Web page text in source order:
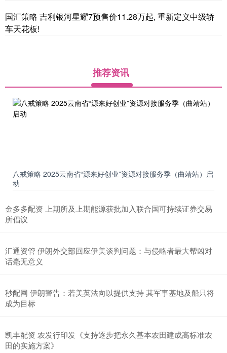
国汇策略 吉利银河星耀7预售价11.28万起, 重新定义中级轿
车天花板!
推荐资讯
八戒策略 2025云南省“源来好创业”资源对接服务季（曲靖站）启
动
金多多配资 上期所及上期能源获批加入联合国可持续证券交易
所倡议
汇通资管 伊朗外交部回应伊美谈判问题：与侵略者最大帮凶对
话毫无意义
秒配网 伊朗警告：若美英法向以提供支持 其军事基地及船只将
成为目标
凯丰配资 农发行印发《支持逐步把永久基本农田建成高标准农
田的实施方案》